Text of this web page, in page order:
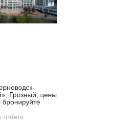
Грозный, цены
orders